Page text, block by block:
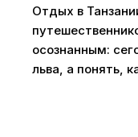
Отдых в
осознанным:
льва, а понять,